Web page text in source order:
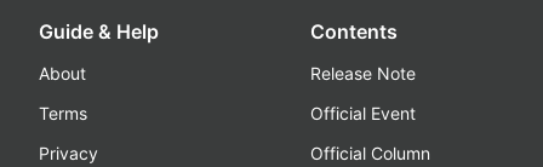
Guide & Help
About
Terms
Privacy
Contents
Release Note
Official Event
Official Column